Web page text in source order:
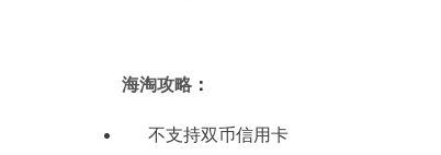
海淘攻略 ：
不支持双币信用卡